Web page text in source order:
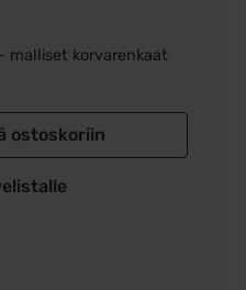
malliset korvarenkaat
ostoskoriin